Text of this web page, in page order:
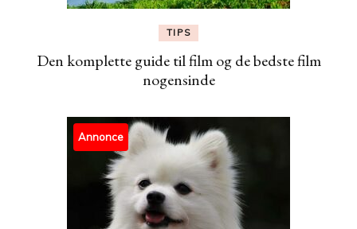
TIPS
Den komplette guide til film og de bedste film
nogensinde
Annonce